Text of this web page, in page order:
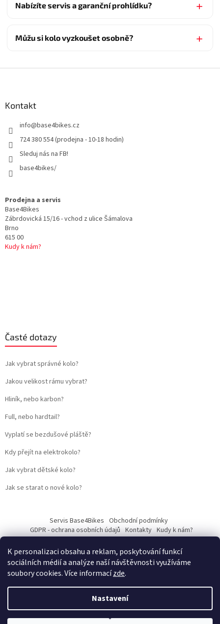
K personalizaci obsahu a reklam, poskytování funkcí
sociálních médií a analýze naší návštěvnosti využíváme
soubory cookies. Více informacízde.
Nastavení
Nabízíte servis a garanční prohlídku?
Můžu si kolo vyzkoušet osobně?
Kontakt
info@base4bikes.cz
724 380 554 (prodejna - 10-18 hodin)
Sleduj nás na FB!
base4bikes/
Prodejna a servis
Base4Bikes
Zábrdovická 15/16 - vchod z ulice Šámalova
Brno
615 00
Kudy k nám?
Časté dotazy
Jak vybrat správné kolo?
Jakou velikost rámu vybrat?
Hliník, nebo karbon?
Full, nebo hardtail?
Vyplatí se bezdušové pláště?
Kdy přejít na elektrokolo?
Jak vybrat dětské kolo?
Jak se starat o nové kolo?
Servis Base4Bikes Obchodní podmínky
GDPR - ochrana osobních údajů Kontakty Kudy k nám?
Vytvořil Shoptet
Martin Kostelka – prodbykosta
Copyright 2026Base4Bikes. Všechna práva vyhrazena.Upravit